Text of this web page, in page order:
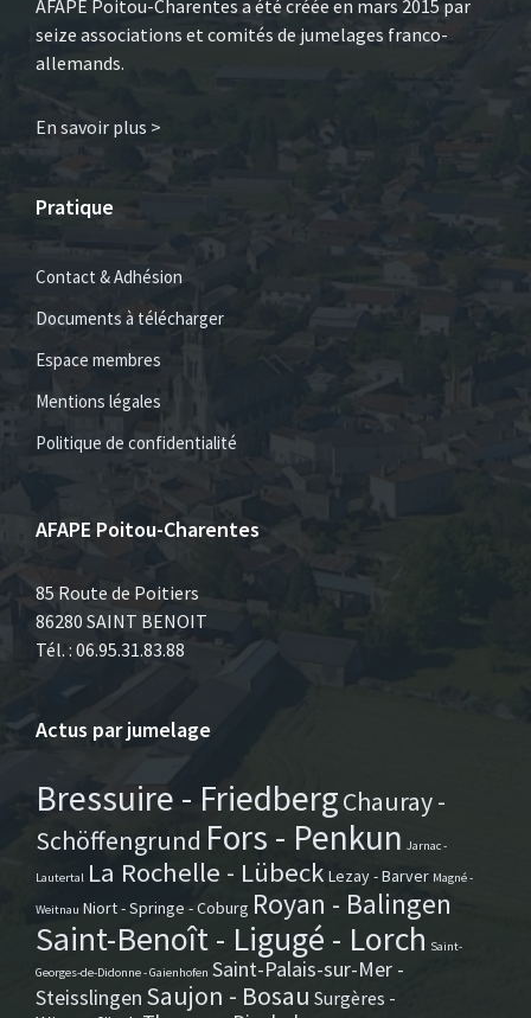
AFAPE Poitou-Charentes a été créée en mars 2015 par
seize associations et comités de jumelages franco-
allemands.
En savoir plus >
Pratique
Contact & Adhésion
Documents à télécharger
Espace membres
Mentions légales
Politique de confidentialité
AFAPE Poitou-Charentes
85 Route de Poitiers
86280 SAINT BENOIT
Tél. : 06.95.31.83.88
Actus par jumelage
Bressuire - FriedbergChauray -
Schöffengrund Fors - Penkun Jarnac -
Lautertal La Rochelle - Lübeck Lezay - Barver Magné -
Weitnau Niort - Springe - Coburg Royan - Balingen
Saint-Benoît - Ligugé - Lorch Saint-
Georges-de-Didonne - Gaienhofen Saint-Palais-sur-Mer -
Steisslingen Saujon - Bosau Surgères -